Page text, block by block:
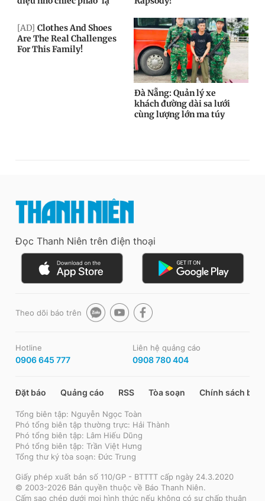
Đọc Thanh Niên trên điện thoại
Theo dõi báo trên
Hotline
0906 645 777
Liên hệ quảng cáo
0908 780 404
Đặt báo Quảng cáo RSS Tòa soạn Chính sách bảo
Tổng biên tập: Nguyễn Ngọc Toàn
Phó tổng biên tập thường trực: Hải Thành
Phó tổng biên tập: Lâm Hiếu Dũng
Phó tổng biên tập: Trần Việt Hưng
Tổng thư ký tòa soạn: Đức Trung
Giấy phép xuất bản số 110/GP - BTTTT cấp ngày 24.3.2020
© 2003-2026 Bản quyền thuộc về Báo Thanh Niên.
Cấm sao chép dưới mọi hình thức nếu không có sự chấp thuận